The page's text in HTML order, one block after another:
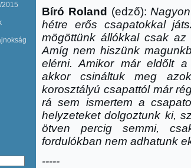
2015
Bíró Roland (edző):
hétre erős csapatokkal
mögöttünk állókkal csak
Amíg nem hiszünk
elérni. Amikor már eldőlt
akkor csináltuk meg
korosztályú csapattól már
rá sem ismertem a
helyzeteket dolgoztunk ki,
ötven percig semmi,
fordulókban nem adhatunk
-----